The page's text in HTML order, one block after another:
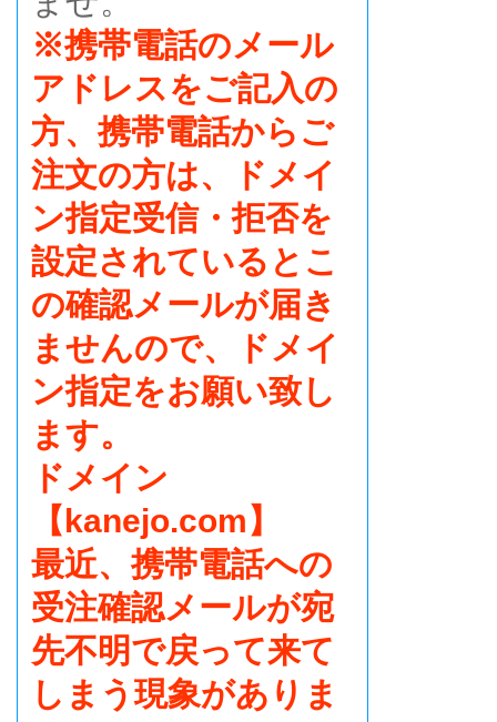
※携帯電話のメール
アドレスをご記入の
方、携帯電話からご
注文の方は、ドメイ
ン指定受信・拒否を
設定されているとこ
の確認メールが届き
ませんので、ドメイ
ン指定をお願い致し
ます。
ドメイン
【kanejo.com】
最近、携帯電話への
受注確認メールが宛
先不明で戻って来て
しまう現象がありま